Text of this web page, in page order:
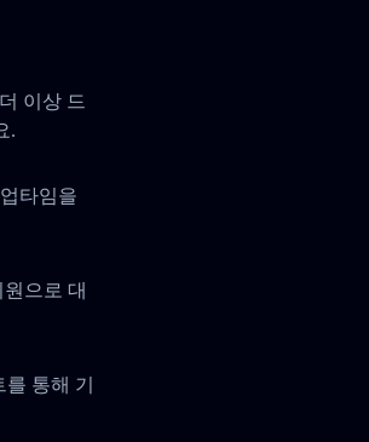
이상 드
.
타임을
으로 대
통해 기